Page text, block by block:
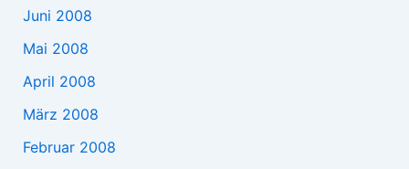
Juni 2008
Mai 2008
April 2008
März 2008
Februar 2008